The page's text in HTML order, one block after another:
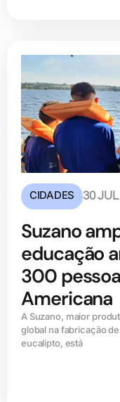
CIDADES 30
Suzano
educação
300
Americana
A Suzano, maior
global na fabricação
eucalipto, está